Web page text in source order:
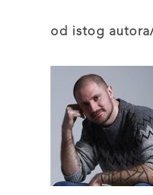
od istog